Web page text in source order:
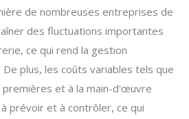
de nombreuses entreprises de
des fluctuations importantes
ce qui rend la gestion
plus, les coûts variables tels que
premières et à la main-d'œuvre
prévoir et à contrôler, ce qui